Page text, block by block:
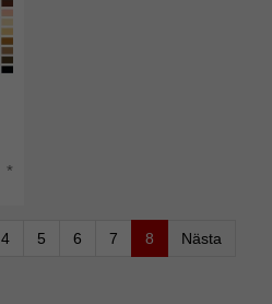
*
4 5 6 7 8 Nästa